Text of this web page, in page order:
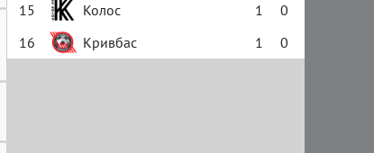
15
Колос 1
0
16
Кривбас 1 0